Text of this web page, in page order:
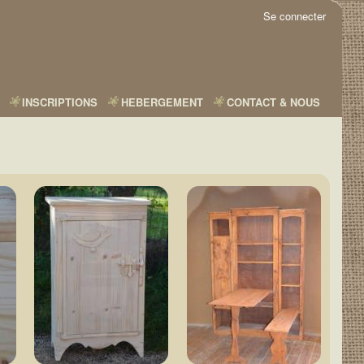
Se connecter
INSCRIPTIONS HEBERGEMENT CONTACT & NOUS